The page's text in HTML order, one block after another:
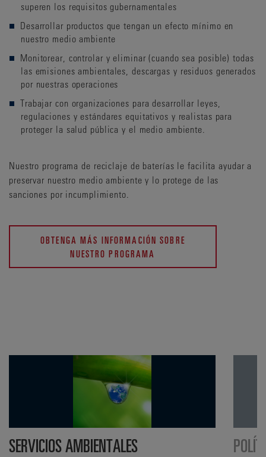
superen los requisitos gubernamentales
Desarrollar productos que tengan un efecto mínimo en
nuestro medio ambiente
Monitorear, controlar y eliminar (cuando sea posible) todas
las emisiones ambientales, descargas y residuos generados
por nuestras operaciones
Trabajar con organizaciones para desarrollar leyes,
regulaciones y estándares equitativos y realistas para
proteger la salud pública y el medio ambiente.
Nuestro programa de reciclaje de baterías le facilita ayudar a
preservar nuestro medio ambiente y lo protege de las
sanciones por incumplimiento.
OBTENGA MÁS INFORMACIÓN SOBRE
NUESTRO PROGRAMA
SERVICIOS AMBIENTALES